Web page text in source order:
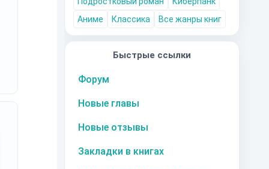
Аниме
Классика Все жанры книг
Быстрые ссылки
Форум
Новые главы
Новые отзывы
Закладки в книгах